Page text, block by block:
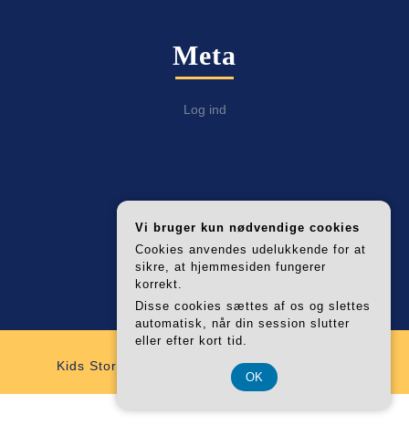
Meta
Log ind
Categories
Alle Fabulab Artikler
Kids Store WordPress ThemeBy VWThemes
Scroll
Vi bruger kun nødvendige cookies
Cookies anvendes udelukkende for at
sikre, at hjemmesiden fungerer
korrekt.
Disse cookies sættes af os og slettes
automatisk, når din session slutter
eller efter kort tid.
OK